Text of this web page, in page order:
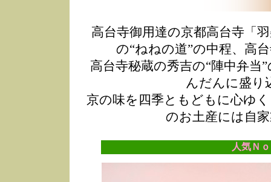
高台寺御用達の京都高台寺「
の“ねねの道”の中程、高
高台寺秘蔵の秀吉の“陣中弁
んだんに盛り
京の味を四季ともどもに心ゆ
のお土産には自
人気Ｎ